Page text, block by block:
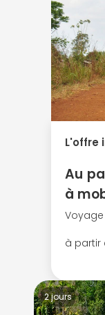
L'offre
Au
à
à partir
2 jours